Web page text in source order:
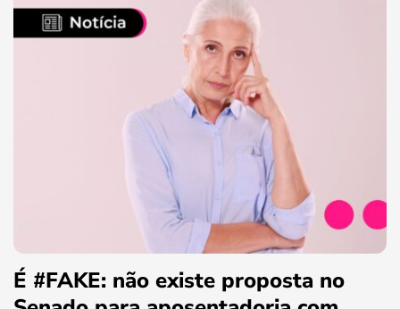
É #FAKE: não existe proposta no